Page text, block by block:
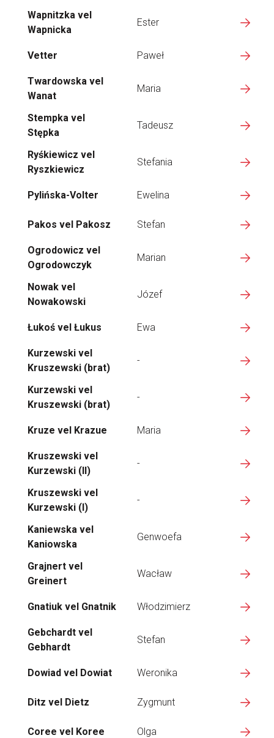
Wapnitzka vel
Wapnicka
Ester
Vetter Paweł
Twardowska vel
Wanat
Maria
Stempka vel
Stępka
Tadeusz
Ryśkiewicz vel
Ryszkiewicz
Stefania
Pylińska-Volter Ewelina
Pakos vel Pakosz Stefan
Ogrodowicz vel
Ogrodowczyk
Marian
Nowak vel
Nowakowski
Józef
Łukoś vel Łukus Ewa
Kurzewski vel
Kruszewski (brat)
-
Kurzewski vel
Kruszewski (brat)
-
Kruze vel Krazue Maria
Kruszewski vel
Kurzewski (II)
-
Kruszewski vel
Kurzewski (I)
-
Kaniewska vel
Kaniowska
Genwoefa
Grajnert vel
Greinert
Wacław
Gnatiuk vel Gnatnik Włodzimierz
Gebchardt vel
Gebhardt
Stefan
Dowiad vel Dowiat Weronika
Ditz vel Dietz Zygmunt
Coree vel Koree Olga